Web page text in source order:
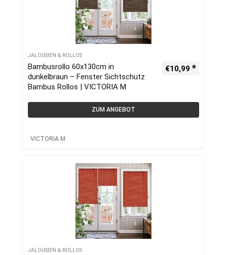
JALOUSIEN & ROLLOS
Bambusrollo 60x130cm in
dunkelbraun – Fenster Sichtschutz
Bambus Rollos | VICTORIA M
€10,99
ZUM ANGEBOT
VICTORIA M
JALOUSIEN & ROLLOS